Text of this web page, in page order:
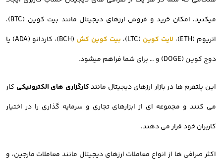
میکنید، امکان خرید و فروش ارزهای دیجیتال مانند بیت کوین (BTC)،
اتریوم (ETH)،
لایت کوین (LTC)، بیت کوین کش
(BCH)، کاردانو (ADA) یا
دوج کوین (DOGE) و … برای شما فراهم میشود.
این پلتفرم ها در بازار ارزهای دیجیتال مانندکارگزاری های الکترونیکی کار
می کنند و مجموعه ای از ابزارهای تجاری و سرمایه گذاری را در اختیار
کاربران خود قرار می دهند.
اکثر صرافی ها از انواع معاملات ارزهای دیجیتال مانند معاملات مارجین، و